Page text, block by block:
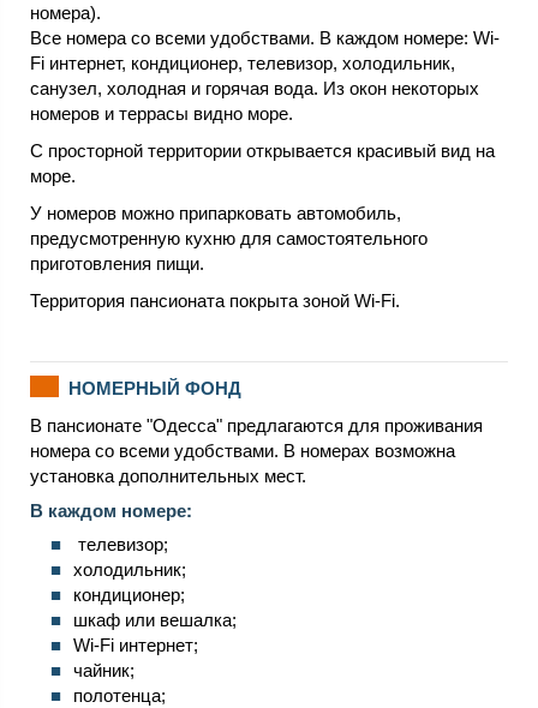
номера).
Все номера со всеми удобствами. В каждом номере: Wi-
Fi интернет, кондиционер, телевизор, холодильник,
санузел, холодная и горячая вода. Из окон некоторых
номеров и террасы видно море.
С просторной территории открывается красивый вид на
море.
У номеров можно припарковать автомобиль,
предусмотренную кухню для самостоятельного
приготовления пищи.
Территория пансионата покрыта зоной Wi-Fi.
НОМЕРНЫЙ ФОНД
В пансионате "Одесса" предлагаются для проживания
номера со всеми удобствами. В номерах возможна
установка дополнительных мест.
В каждом номере:
телевизор;
холодильник;
кондиционер;
шкаф или вешалка;
Wi-Fi интернет;
чайник;
полотенца;